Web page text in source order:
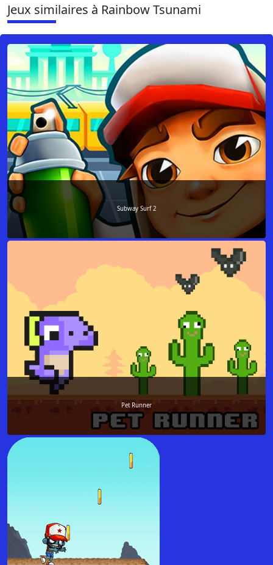
Jeux similaires à Rainbow Tsunami
Subway Surf 2
Pet Runner